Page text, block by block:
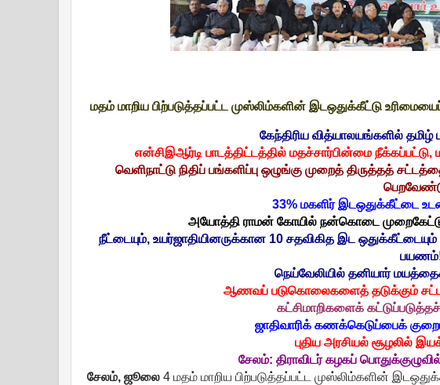
மதம் மாறிய பிற்படுத்தப்பட்ட முஸ்லிம்களின் இடஒதுக்கீட்டு
கேந்திரிய வித்யாலயங்களில்
என்சிஇஆர்டி பாடத்திட்டத்தில் மதச்சார்பின்மை
வெளிநாட்டு நிதிப் பங்களிப்பு ஒழுங்கு முறைத் திருத்தத்
33% மகளிர் இடஒதுக்கீட்டை
அயோத்தி ராமன் கோயில் நன்கொடை
நீட்டையும், உயர்ஜாதியினருக்கான 10 சதவிகித இட
நெய்வேலியில் தனியார்
ஆணவப் படுகொலைகளைத் தடுக்கும்
கட்சிமாறிகளைக் கட்டுப்படுத்தச்
ஜாதிவாரிக் கணக்கெடுப்பைக்
புதிய அரசியல் சூழலில்
சேலம்: திராவிடர் கழகப்
சேலம், ஜூலை4 மதம் மாறிய பிற்படுத்தப்பட்ட முஸ்லிம்களின்